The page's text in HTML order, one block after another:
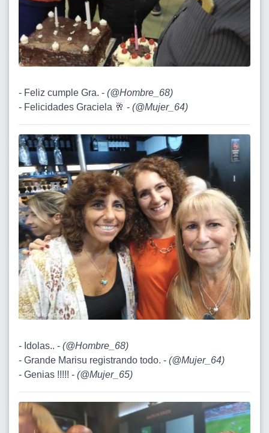
- Feliz cumple Gra. - (@Hombre_68)
- Felicidades Graciela 🥂 - (@Mujer_64)
- Idolas.. - (@Hombre_68)
- Grande Marisu registrando todo. - (@Mujer_64)
- Genias !!!!! - (@Mujer_65)